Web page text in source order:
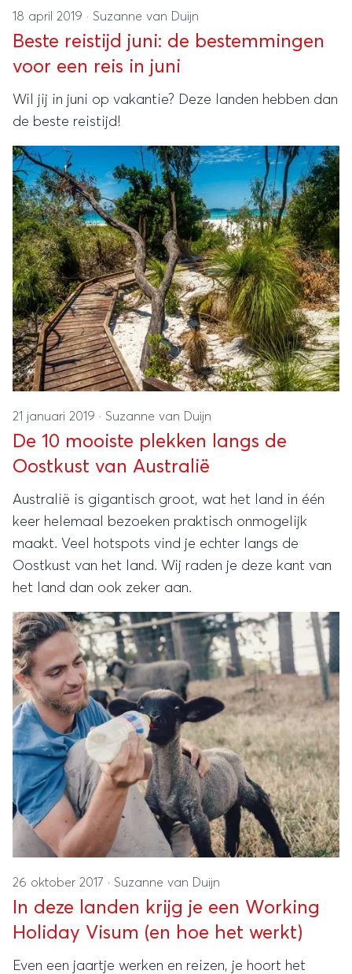
18 april 2019 · Suzanne van Duijn
Beste reistijd juni: de bestemmingen
voor een reis in juni
Wil jij in juni op vakantie? Deze landen hebben dan
de beste reistijd!
21 januari 2019 · Suzanne van Duijn
De 10 mooiste plekken langs de
Oostkust van Australië
Australië is gigantisch groot, wat het land in één
keer helemaal bezoeken praktisch onmogelijk
maakt. Veel hotspots vind je echter langs de
Oostkust van het land. Wij raden je deze kant van
het land dan ook zeker aan.
26 oktober 2017 · Suzanne van Duijn
In deze landen krijg je een Working
Holiday Visum (en hoe het werkt)
Even een jaartje werken en reizen, je hoort het